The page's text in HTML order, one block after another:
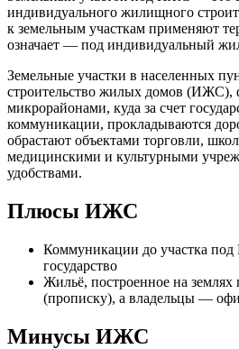
индивидуального жилищного
к земельным участкам применяют
означает — под индивидуальный
Земельные участки в населенных
строительство жилых домов (ИЖС),
микрорайонами, куда за счет
коммуникации, прокладываются
обрастают объектами торговли,
медицинскими и культурными
удобствами.
Плюсы ИЖС
Коммуникации до участка
государство
Жильё, построенное на
(прописку), а владельцы —
Минусы ИЖС